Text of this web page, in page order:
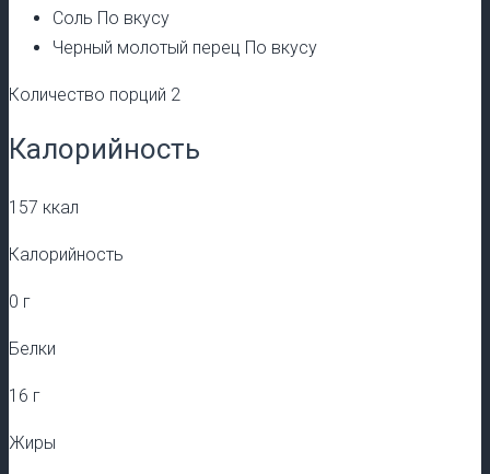
Соль По вкусу
Черный молотый перец По вкусу
Количество порций 2
Калорийность
157 ккал
Калорийность
0 г
Белки
16 г
Жиры